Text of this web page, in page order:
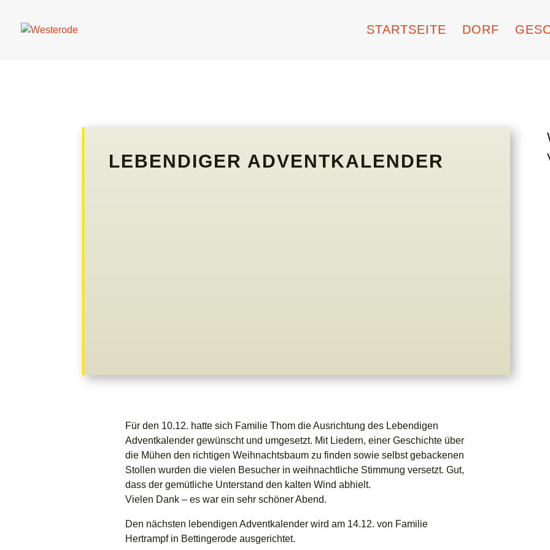
STARTSEITE DORF
LEBENDIGER ADVENTKALENDER
Für den 10.12. hatte sich Familie Thom die Ausrichtung des Lebendigen
Adventkalender gewünscht und umgesetzt. Mit Liedern, einer Geschichte über
die Mühen den richtigen Weihnachtsbaum zu finden sowie selbst gebackenen
Stollen wurden die vielen Besucher in weihnachtliche Stimmung versetzt. Gut,
dass der gemütliche Unterstand den kalten Wind abhielt.
Vielen Dank – es war ein sehr schöner Abend.
Den nächsten lebendigen Adventkalender wird am 14.12. von Familie
Hertrampf in Bettingerode ausgerichtet.